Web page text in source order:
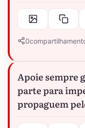
0
Apoie sempre
parte para
propaguem